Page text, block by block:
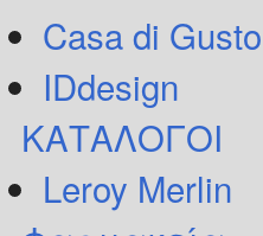
Casa di Gusto
IDdesign
ΚΑΤΑΛΟΓΟΙ
Leroy Merlin